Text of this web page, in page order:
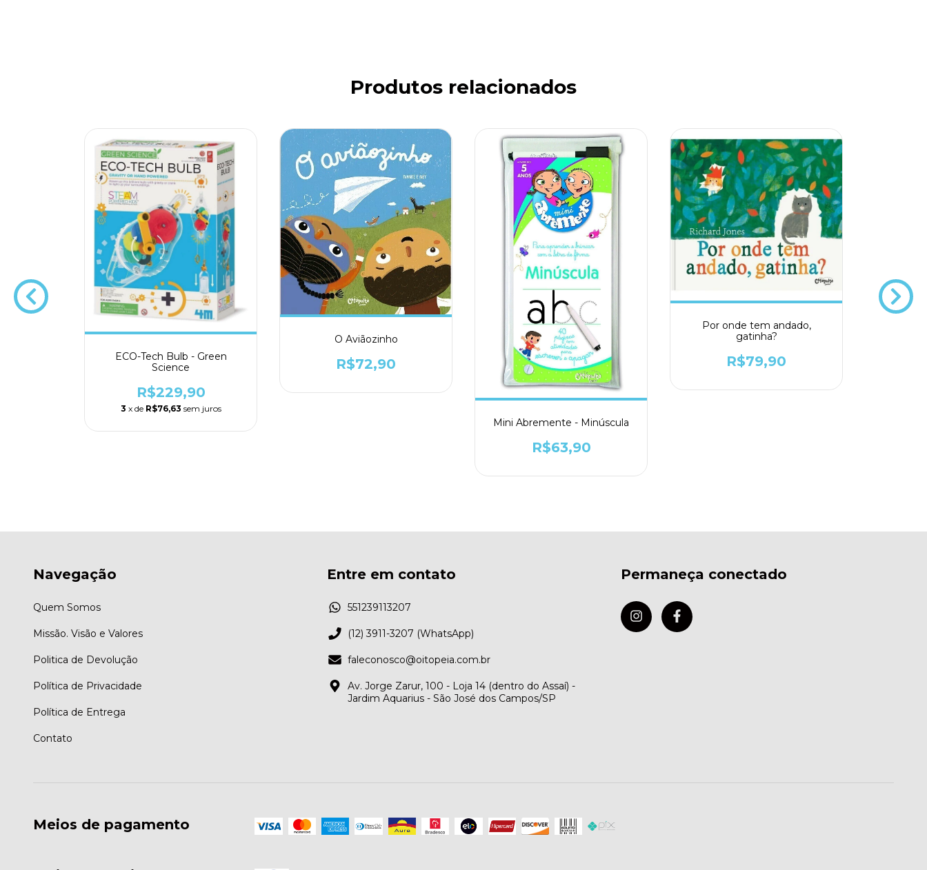
Produtos relacionados
ECO-Tech Bulb - Green
Science
R$229,90
3 x de R$76,63 sem juros
O Aviãozinho
R$72,90
Mini Abremente - Minúscula
R$63,90
Por onde tem andado,
gatinha?
R$79,90
Navegação
Quem Somos
Missão. Visão e Valores
Politica de Devolução
Política de Privacidade
Política de Entrega
Contato
Entre em contato
551239113207
(12) 3911-3207 (WhatsApp)
faleconosco@oitopeia.com.br
Av. Jorge Zarur, 100 - Loja 14 (dentro do Assaí) -
Jardim Aquarius - São José dos Campos/SP
Permaneça conectado
Meios de pagamento